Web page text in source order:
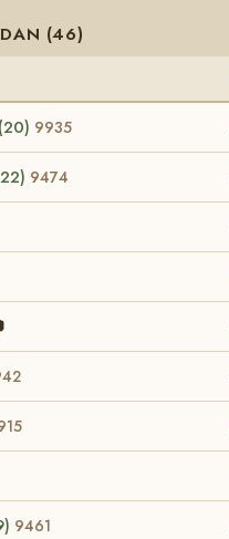
(46)
9935
9474
9461